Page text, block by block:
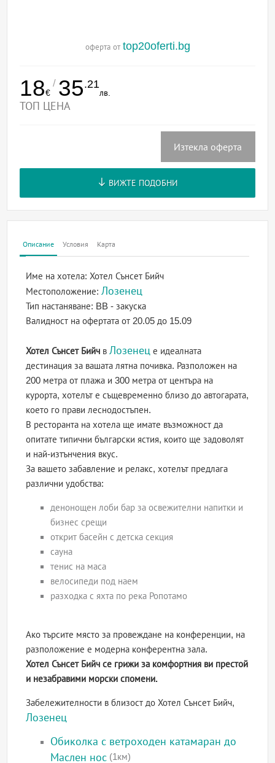
оферта от top20oferti.bg
18€
/ 35.21
лв.
ТОП ЦЕНА
Изтекла оферта
ВИЖТЕ ПОДОБНИ
Описание Условия Карта
Име на хотела: Хотел Сънсет Бийч
Местоположение: Лозенец
Тип настаняване: BB - закуска
Валидност на офертатаот 20.05 до 15.09
Хотел Сънсет Бийч в Лозенец е идеалната
дестинация за вашата лятна почивка. Разположен на
200 метра от плажа и 300 метра от центъра на
курорта, хотелът е същевременно близо до автогарата,
което го прави леснодостъпен.
В ресторанта на хотела ще имате възможност да
опитате типични български ястия, които ще задоволят
и най-изтънчения вкус.
За вашето забавление и релакс, хотелът предлага
различни удобства:
денонощен лоби бар за освежителни напитки и
бизнес срещи
открит басейн с детска секция
сауна
тенис на маса
велосипеди под наем
разходка с яхта по река Ропотамо
Ако търсите място за провеждане на конференции, на
разположение е модерна конферентна зала.
Хотел Сънсет Бийч се грижи за комфортния ви престой
и незабравими морски спомени.
Забележителности в близост до Хотел Сънсет Бийч,
Лозенец
Обиколка с ветроходен катамаран до
Маслен нос (1км)